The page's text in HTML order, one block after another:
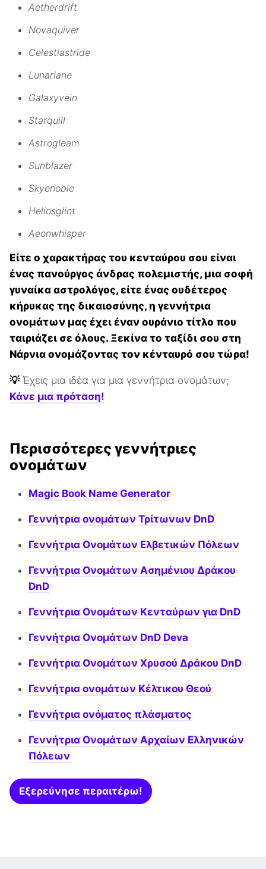
Aetherdrift
Novaquiver
Celestiastride
Lunariane
Galaxyvein
Starquill
Astrogleam
Sunblazer
Skyenoble
Heliosglint
Aeonwhisper
Είτε ο χαρακτήρας του κενταύρου σου είναι
ένας πανούργος άνδρας πολεμιστής, μια σοφή
γυναίκα αστρολόγος, είτε ένας ουδέτερος
κήρυκας της δικαιοσύνης, η γεννήτρια
ονομάτων μας έχει έναν ουράνιο τίτλο που
ταιριάζει σε όλους. Ξεκίνα το ταξίδι σου στη
Νάρνια ονομάζοντας τον κένταυρό σου τώρα!
💡 Έχεις μια ιδέα για μια γεννήτρια ονομάτων;
Κάνε μια πρόταση!
Περισσότερες γεννήτριες
ονομάτων
Magic Book Name Generator
Γεννήτρια ονομάτων Τρίτωνων DnD
Γεννήτρια Ονομάτων Ελβετικών Πόλεων
Γεννήτρια Ονομάτων Ασημένιου Δράκου
DnD
Γεννήτρια Ονομάτων Κενταύρων για DnD
Γεννήτρια Ονομάτων DnD Deva
Γεννήτρια Ονομάτων Χρυσού Δράκου DnD
Γεννήτρια ονομάτων Κέλτικου Θεού
Γεννήτρια ονόματος πλάσματος
Γεννήτρια Ονομάτων Αρχαίων Ελληνικών
Πόλεων
Εξερεύνησε περαιτέρω!